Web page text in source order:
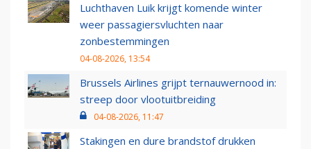
Luchthaven Luik krijgt komende winter
weer passagiersvluchten naar
zonbestemmingen
04-08-2026, 13:54
Brussels Airlines grijpt ternauwernood in:
streep door vlootuitbreiding
04-08-2026, 11:47
Stakingen en dure brandstof drukken